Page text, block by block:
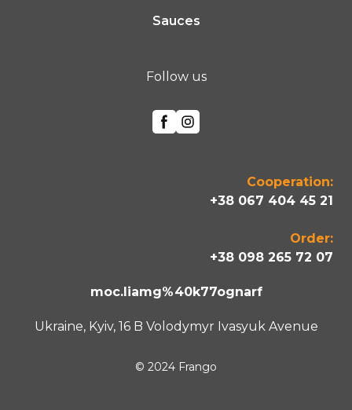
Sauces
Follow us
Cooperation:
+38 067 404 45 21
Order:
+38 098 265 72 07
moc.liamg%40k77ognarf
Ukraine, Kyiv, 16 B Volodymyr Ivasyuk Avenue
© 2024 Frango